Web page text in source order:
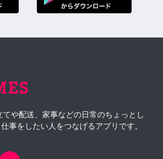
や配送、家事などの日常のちょっとし
事をしたい人をつなげるアプリです。